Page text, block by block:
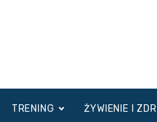
TRENING ŻYWIENIE I